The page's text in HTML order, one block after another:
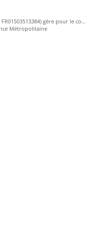
La société Jacques SARL (RCS 503513384, TVA FR01503513384) gère pour le compte de La Cave des Sommeliers les transactions bancaires et la facturation
Métropolitaine